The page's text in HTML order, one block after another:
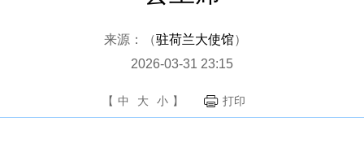
来源：（驻荷兰大使馆）
2026-03-31 23:15
【 中 大 小 】 打印